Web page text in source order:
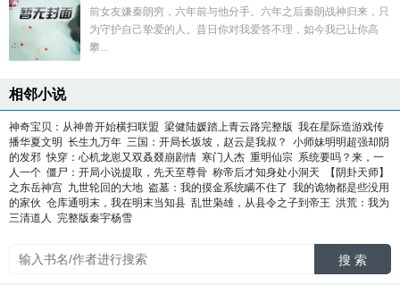
前女友嫌秦朗穷，六年前与他分手。六年之后秦朗战神归来，只
为守护自己挚爱的人。昔日你对我爱答不理，如今我已让你高
攀...
相邻小说
神奇宝贝：从神兽开始横扫联盟 梁健陆媛踏上青云路完整版 我在星际造游戏传
播华夏文明 长生九万年 三国：开局长坂坡，赵云是我叔？
小师妹明明超强却阴
的发邪 快穿：心机龙崽又双叒叕崩剧情 寒门人杰 重明仙宗 系统要吗？来，一
人一个 僵尸：开局小说提取，先天至尊骨 称帝后才知身处小洞天
【阴卦天师】
之东岳神宫 九世轮回的大地 盗墓：我的摸金系统瞒不住了 我的诡物都是些没用
的家伙 仓库通明末，我在明末当知县 乱世枭雄，从县令之子到帝王 洪荒：我为
三清道人 完整版秦宇杨雪
搜 索